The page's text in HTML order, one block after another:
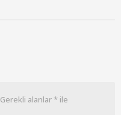
Gerekli alanlar* ile